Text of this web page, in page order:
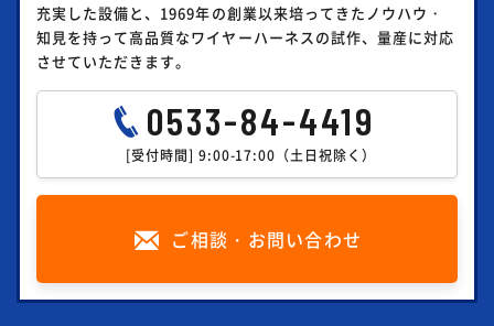
充実した設備と、1969年の創業以来培ってきたノウハウ・
知見を持って高品質なワイヤーハーネスの試作、量産に対応
させていただきます。
0533-84-4419
[受付時間] 9:00-17:00（土日祝除く）
ご相談・お問い合わせ